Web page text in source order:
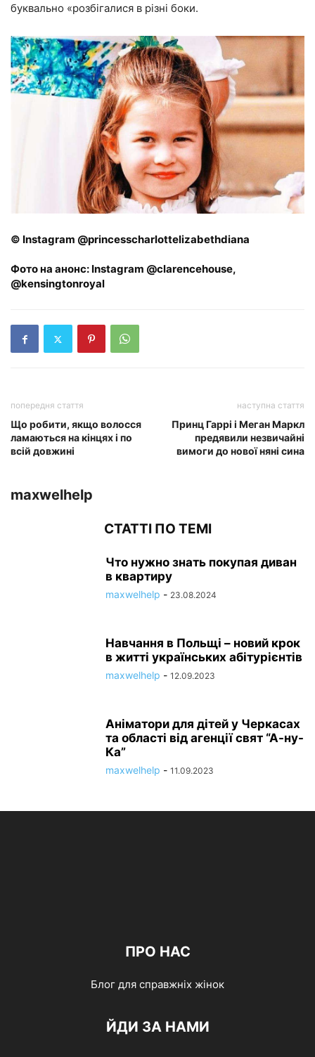
буквально «розбігалися в різні боки.
© Instagram @princesscharlottelizabethdiana
Фото на анонс: Instagram @clarencehouse,
@kensingtonroyal
попередня стаття
Що робити, якщо волосся
ламаються на кінцях і по
всій довжині
наступна стаття
Принц Гаррі і Меган Маркл
предявили незвичайні
вимоги до нової няні сина
maxwelhelp
СТАТТІ ПО ТЕМІ
Что нужно знать покупая диван
в квартиру
maxwelhelp - 23.08.2024
Навчання в Польщі – новий крок
в житті українських абітурієнтів
maxwelhelp - 12.09.2023
Аніматори для дітей у Черкасах
та області від агенції свят “А-ну-
Ка”
maxwelhelp - 11.09.2023
ПРО НАС
Блог для справжніх жінок
ЙДИ ЗА НАМИ